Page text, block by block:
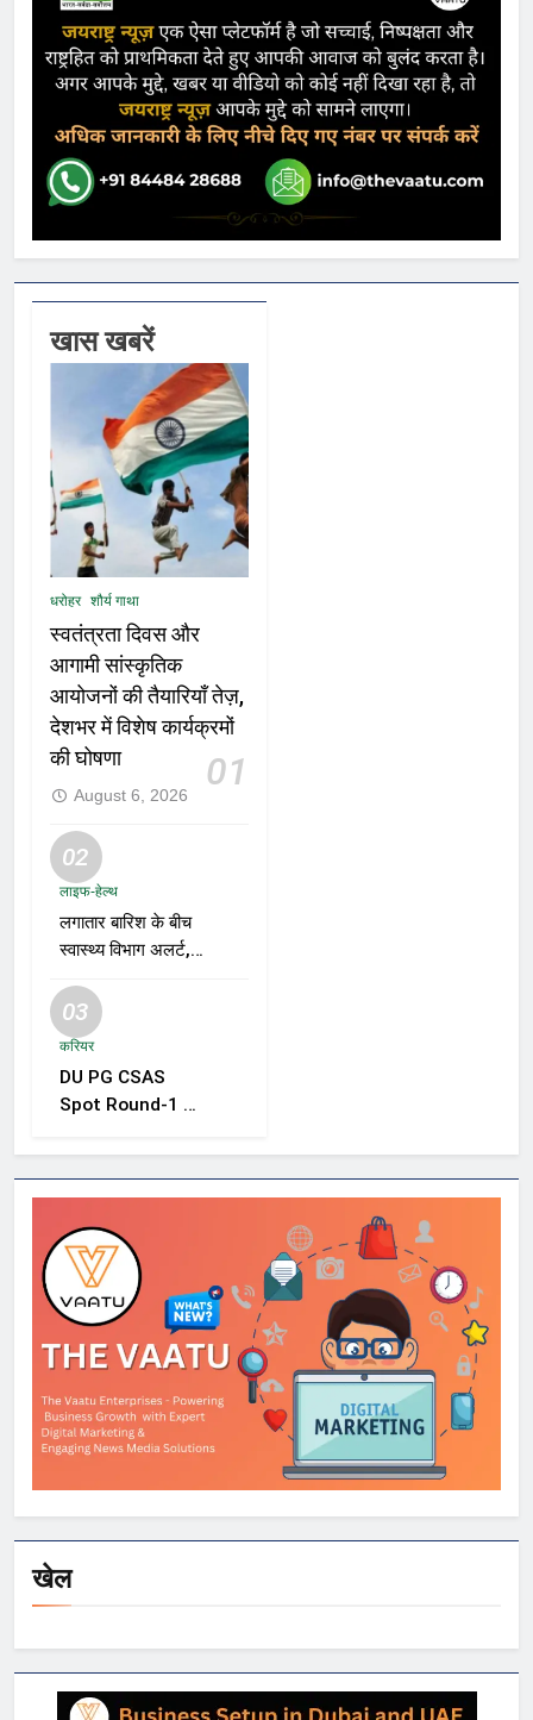
खास खबरें
धरोहर शौर्य गाथा
स्वतंत्रता दिवस और
आगामी सांस्कृतिक
आयोजनों की तैयारियाँ तेज़,
देशभर में विशेष कार्यक्रमों
की घोषणा
01
August 6, 2026
02
लाइफ-हेल्थ
लगातार बारिश के बीच
स्वास्थ्य विभाग अलर्ट,
वायरल बुखार की
रोकथाम के लिए राज्यों
निर्देश
03
करियर
DU PG CSAS
Spot Round-1 की
को आवेदन और सीट
स्वीकार करने के लिए
खेल